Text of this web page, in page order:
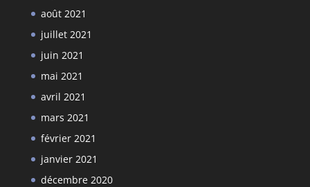
août 2021
juillet 2021
juin 2021
mai 2021
avril 2021
mars 2021
février 2021
janvier 2021
décembre 2020